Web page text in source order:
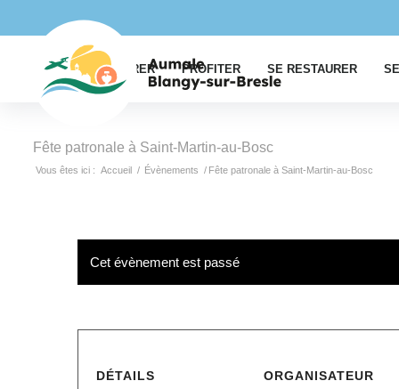
EXPLORER PROFITER SE RESTAURER
Fête patronale à Saint-Martin-au-Bosc
Vous êtes ici : Accueil / Évènements / Fête patronale à Saint-Martin-au-Bosc
Cet évènement est passé
DÉTAILS ORGANISATEUR